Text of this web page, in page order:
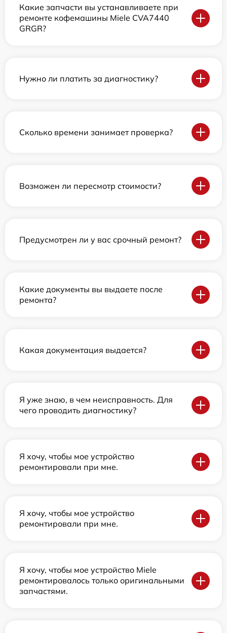
Какие запчасти вы устанавливаете при
ремонте кофемашины Miele CVA7440
GRGR?
Нужно ли платить за диагностику?
Сколько времени занимает проверка?
Возможен ли пересмотр стоимости?
Предусмотрен ли у вас срочный ремонт?
Какие документы вы выдаете после
ремонта?
Какая документация выдается?
Я уже знаю, в чем неисправность. Для
чего проводить диагностику?
Я хочу, чтобы мое устройство
ремонтировали при мне.
Я хочу, чтобы мое устройство
ремонтировали при мне.
Я хочу, чтобы мое устройство Miele
ремонтировалось только оригинальными
запчастями.